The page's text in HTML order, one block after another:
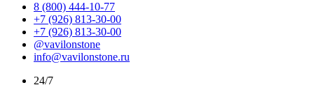
8 (800) 444-10-77
+7 (926) 813-30-00
+7 (926) 813-30-00
@vavilonstone
info@vavilonstone.ru
24/7